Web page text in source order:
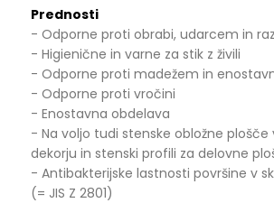
Prednosti
- Odporne proti obrabi, udarcem in
- Higienične in varne za stik z živili
- Odporne proti madežem in
- Odporne proti vročini
- Enostavna obdelava
- Na voljo tudi stenske obložne plošče
dekorju in stenski profili za delovne
- Antibakterijske lastnosti površine v
(= JIS Z 2801)